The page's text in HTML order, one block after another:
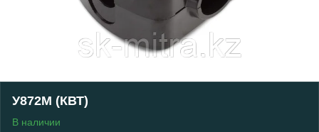
У872М (КВТ)
В наличии